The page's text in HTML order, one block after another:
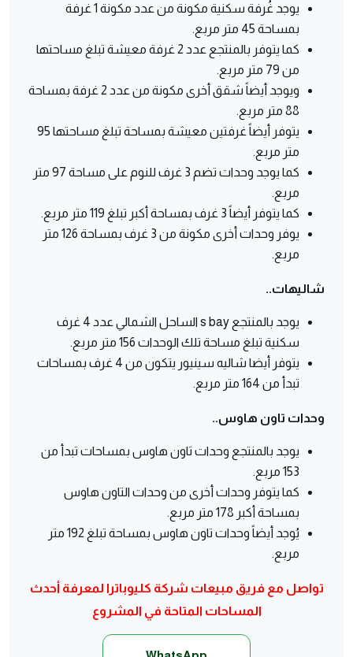
يوجد غُرفة سكنية مكونة من عدد مكونة 1 غرفة
بمساحة 45 متر مربع.
كما يتوفر بالمنتجع عدد 2 غرفة معيشة تبلغ مساحتها
من 79 متر مربع.
ويوجد أيضاً شقق أخرى مكونة من عدد 2 غرفة بمساحة
88 متر مربع.
يتوفر أيضاً غرفتين معيشة بمساحة تبلغ مساحتها 95
متر مربع.
كما يوجد وحدات تضم 3 غرف للنوم على مساحة 97 متر
مربع.
كما يتوفر أيضاً 3 غرف بمساحة أكبر تبلغ 119 متر مربع.
يوفر وحدات أخرى مكونة من 3 غرف بمساحة 126 متر
مربع.
شاليهات..
يوجد بالمنتجع s bay الساحل الشمالي عدد 4 غرف
سكنية تبلغ مساحة تلك الوحدات 156 متر مربع.
يتوفر أيضا شاليه سينيور يتكون من 4 غرف بمساحات
تبدأ من 164 متر مربع.
وحدات تاون هاوس..
يوجد بالمنتجع وحدات تاون هاوس بمساحات تبدأ من
153 مربع.
كما يتوفر وحدات أخرى من وحدات التاون هاوس
بمساحة أكبر 178 متر مربع.
يُوجد أيضاً وحدات تاون هاوس بمساحة تبلغ 192 متر
مربع.
تواصل مع فريق مبيعات شركة كليوباترا لمعرفة أحدث
المساحات المتاحة في المشروع